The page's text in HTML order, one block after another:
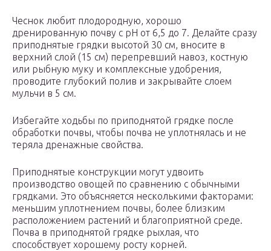
Чеснок любит плодородную, хорошо
дренированную почву с pH от 6,5 до 7. Делайте сразу
приподнятые грядки высотой 30 см, вносите в
верхний слой (15 см) перепревший навоз, костную
или рыбную муку и комплексные удобрения,
проводите глубокий полив и закрывайте слоем
мульчи в 5 см.
Избегайте ходьбы по приподнятой грядке после
обработки почвы, чтобы почва не уплотнялась и не
теряла дренажные свойства.
Приподнятые конструкции могут удвоить
производство овощей по сравнению с обычными
грядками. Это объясняется несколькими факторами:
меньшим уплотнением почвы, более близким
расположением растений и благоприятной среде.
Почва в приподнятой грядке рыхлая, что
способствует хорошему росту корней.